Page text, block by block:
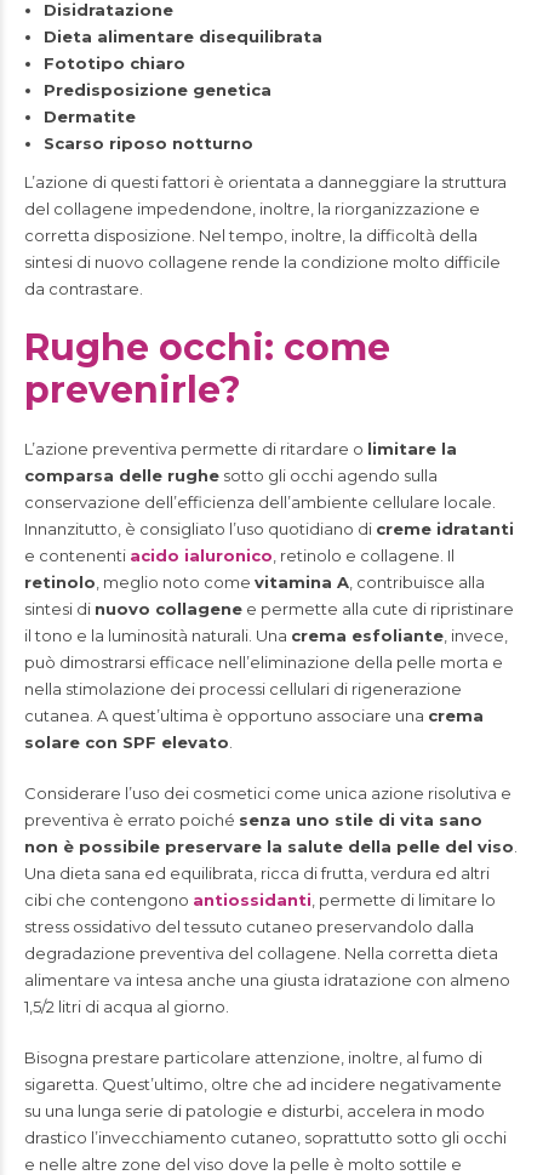
Disidratazione
Dieta alimentare disequilibrata
Fototipo chiaro
Predisposizione genetica
Dermatite
Scarso riposo notturno
L’azione di questi fattori è orientata a danneggiare la struttura
del collagene impedendone, inoltre, la riorganizzazione e
corretta disposizione. Nel tempo, inoltre, la difficoltà della
sintesi di nuovo collagene rende la condizione molto difficile
da contrastare.
Rughe occhi: come
prevenirle?
L’azione preventiva permette di ritardare o limitare la
comparsa delle rughe sotto gli occhi agendo sulla
conservazione dell’efficienza dell’ambiente cellulare locale.
Innanzitutto, è consigliato l’uso quotidiano di creme idratanti
e contenenti acido ialuronico , retinolo e collagene. Il
retinolo , meglio noto come vitamina A , contribuisce alla
sintesi di nuovo collagene e permette alla cute di ripristinare
il tono e la luminosità naturali. Una crema esfoliante , invece,
può dimostrarsi efficace nell’eliminazione della pelle morta e
nella stimolazione dei processi cellulari di rigenerazione
cutanea. A quest’ultima è opportuno associare una crema
solare con SPF elevato
Considerare l’uso dei cosmetici come unica azione risolutiva e
preventiva è errato poiché senza uno stile di vita sano
non è possibile preservare la salute della pelle del viso
Una dieta sana ed equilibrata, ricca di frutta, verdura ed altri
cibi che contengono antiossidanti , permette di limitare lo
stress ossidativo del tessuto cutaneo preservandolo dalla
degradazione preventiva del collagene. Nella corretta dieta
alimentare va intesa anche una giusta idratazione con almeno
1,5/2 litri di acqua al giorno.
Bisogna prestare particolare attenzione, inoltre, al fumo di
sigaretta. Quest’ultimo, oltre che ad incidere negativamente
su una lunga serie di patologie e disturbi, accelera in modo
drastico l’invecchiamento cutaneo, soprattutto sotto gli occhi
e nelle altre zone del viso dove la pelle è molto sottile e